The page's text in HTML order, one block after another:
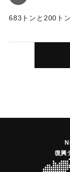
683トンと200ト
復興